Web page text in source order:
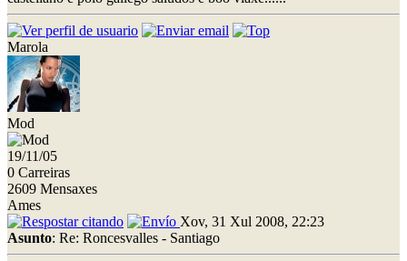
Marola
Mod
19/11/05
0 Carreiras
2609 Mensaxes
Ames
Xov, 31 Xul 2008, 22:23
Asunto: Re: Roncesvalles - Santiago